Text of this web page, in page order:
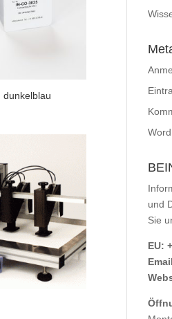
dunkelblau
und
Sie
EU: